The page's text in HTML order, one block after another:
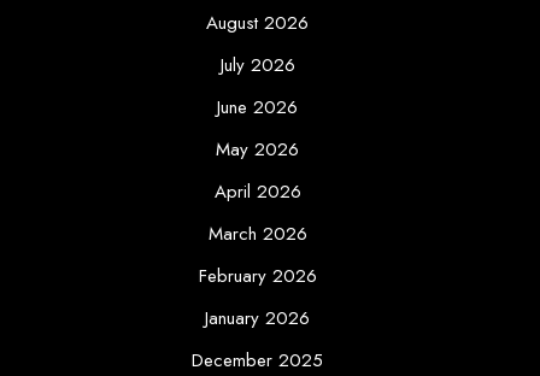
August 2026
July 2026
June 2026
May 2026
April 2026
March 2026
February 2026
January 2026
December 2025